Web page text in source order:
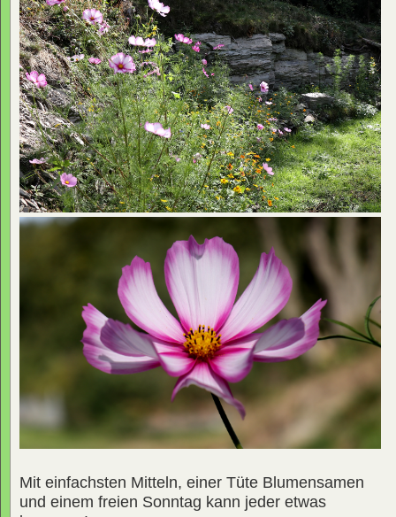
Mit einfachsten Mitteln, einer Tüte Blumensamen
und einem freien Sonntag kann jeder etwas